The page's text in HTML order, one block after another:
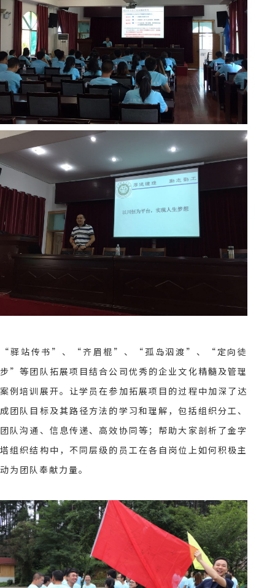
“驿站传书”、“齐眉棍”、“孤岛泅渡”、“定向徒
步”等团队拓展项目结合公司优秀的企业文化精髓及管理
案例培训展开。让学员在参加拓展项目的过程中加深了达
成团队目标及其路径方法的学习和理解，包括组织分工、
团队沟通、信息传递、高效协同等；帮助大家剖析了金字
塔组织结构中，不同层级的员工在各自岗位上如何积极主
动为团队奉献力量。